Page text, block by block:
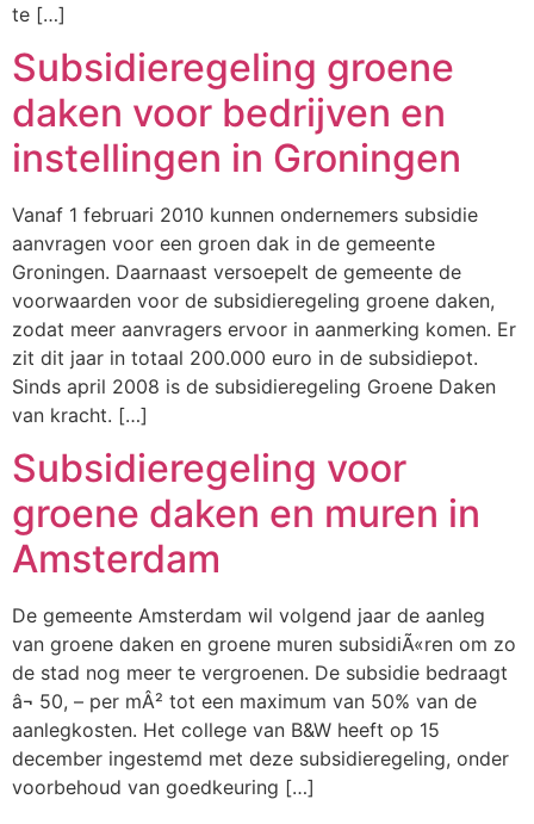
te […]
Subsidieregeling groene
daken voor bedrijven en
instellingen in Groningen
Vanaf 1 februari 2010 kunnen ondernemers subsidie
aanvragen voor een groen dak in de gemeente
Groningen. Daarnaast versoepelt de gemeente de
voorwaarden voor de subsidieregeling groene daken,
zodat meer aanvragers ervoor in aanmerking komen. Er
zit dit jaar in totaal 200.000 euro in de subsidiepot.
Sinds april 2008 is de subsidieregeling Groene Daken
van kracht. […]
Subsidieregeling voor
groene daken en muren in
Amsterdam
De gemeente Amsterdam wil volgend jaar de aanleg
van groene daken en groene muren subsidiÃ«ren om zo
de stad nog meer te vergroenen. De subsidie bedraagt
â¬ 50, – per mÂ² tot een maximum van 50% van de
aanlegkosten. Het college van B&W heeft op 15
december ingestemd met deze subsidieregeling, onder
voorbehoud van goedkeuring […]